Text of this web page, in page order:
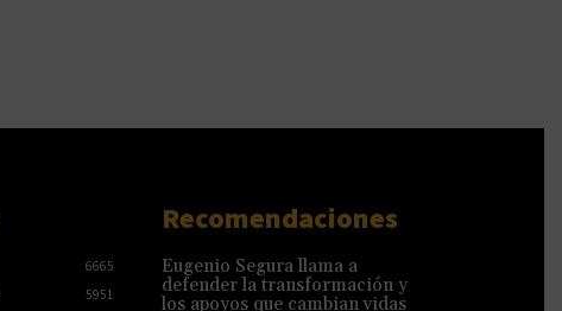
6665
5951
Recomendaciones
Eugenio Segura llama a
defender la transformación y
los apoyos que cambian vidas